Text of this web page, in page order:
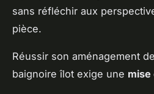
sans réfléchir aux
pièce.
Réussir son aménagement
baignoire îlot exige une mise